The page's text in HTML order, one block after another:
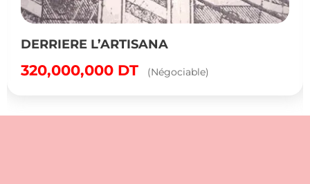
DERRIERE L’ARTISANA
320,000,000 DT (Négociable)